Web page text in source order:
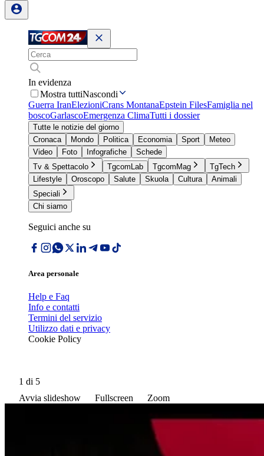
In evidenza
Mostra tuttiNascondi
Guerra IranElezioniCrans MontanaEpstein FilesFamiglia nel
boscoGarlascoEmergenza ClimaTutti i dossier
Tutte le notizie del giorno
Cronaca
Mondo Politica Economia Sport
Meteo
Video
Foto Infografiche
Schede
Tv & Spettacolo
TgcomLab TgcomMag
TgTech
Lifestyle
Oroscopo Salute Skuola Cultura
Animali
Speciali
Chi siamo
Seguici anche su
Area personale
Help e Faq
Info e contatti
Termini del servizio
Utilizzo dati e privacy
Cookie Policy
1 di 5
Avvia slideshow
Fullscreen Zoom